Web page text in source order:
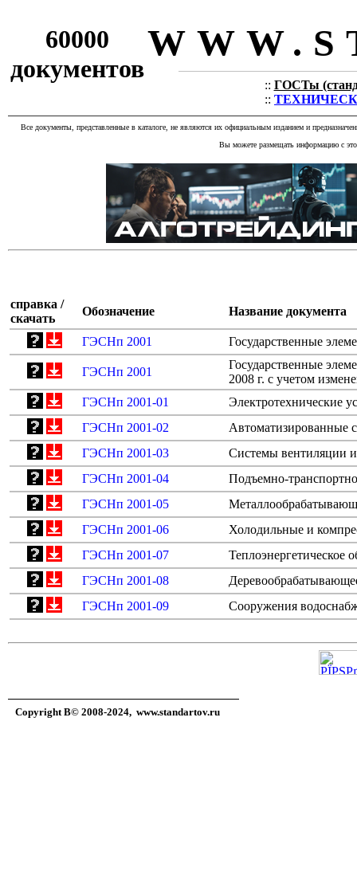
60000
документов
:: ГОСТы
::
Все документы, представленные в каталоге, не являются их официальным изданием и
Вы можете размещать информацию с
справка /
скачать
Обозначение Название документа
ГЭСНп 2001 Государственные
ГЭСНп 2001
Государственные
2008 г. с учетом
ГЭСНп 2001-01
Электротехнические
ГЭСНп 2001-02
Автоматизированные
ГЭСНп 2001-03
Системы вентиляции
ГЭСНп 2001-04
Подъемно-
ГЭСНп 2001-05
ГЭСНп 2001-06
Холодильные и
ГЭСНп 2001-07
Теплоэнергетическое
ГЭСНп 2001-08
ГЭСНп 2001-09
Сооружения
Copyright В© 2008-2024, www.standartov.ru